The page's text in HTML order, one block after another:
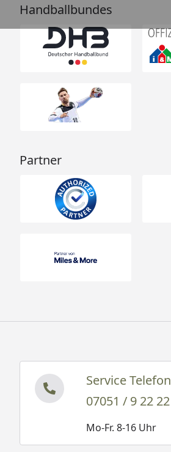
Handballbundes
Partner
Service Telefon
07051 / 9 22 22
Mo-Fr. 8-16 Uhr